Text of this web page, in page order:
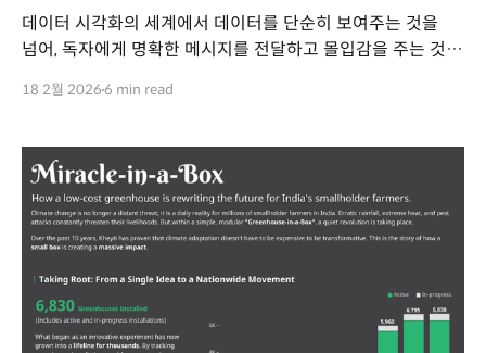
데이터 시각화의 세계에서 데이터를 단순히 보여주는 것을
넘어, 독자에게 명확한 메시지를 전달하고 몰입감을 주는 것은
기법 중 하나인 '스크롤리텔링(Scrollytelling)'에 대해
스크롤리텔링은 '스크롤(Scroll)'과 '스토리텔링
(Storytelling)'의 합성어입니다. 말 그대로
18 2월 20266 min read